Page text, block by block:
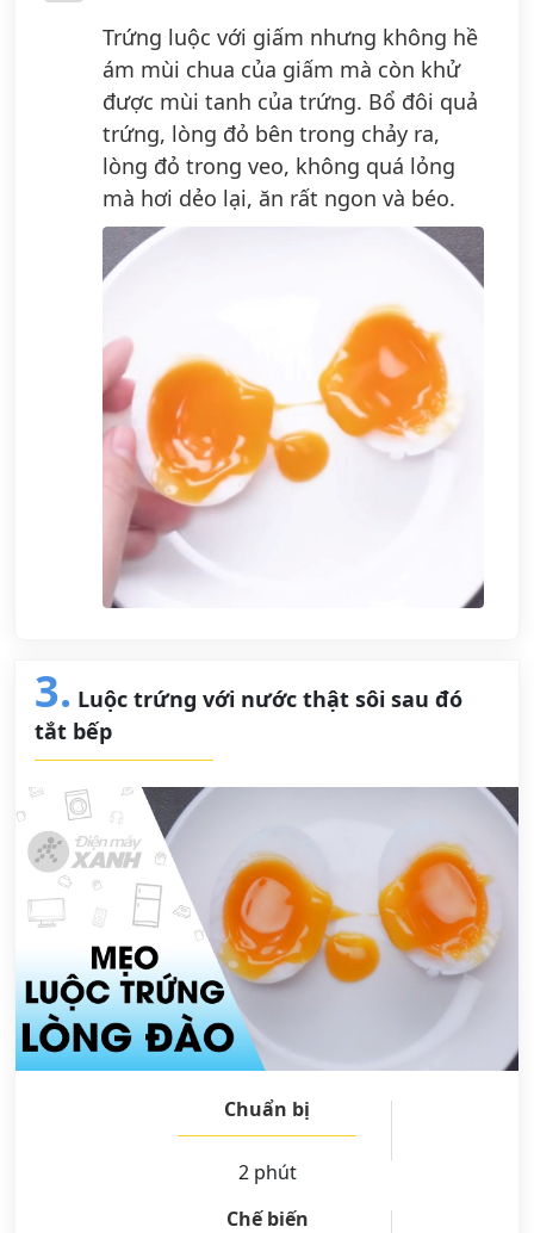
Trứng luộc với giấm nhưng không hề
ám mùi chua của giấm mà còn khử
được mùi tanh của trứng. Bổ đôi quả
trứng, lòng đỏ bên trong chảy ra,
lòng đỏ trong veo, không quá lỏng
mà hơi dẻo lại, ăn rất ngon và béo.
3. Luộc trứng với nước thật sôi sau đó
tắt bếp
Chuẩn bị
2 phút
Chế biến